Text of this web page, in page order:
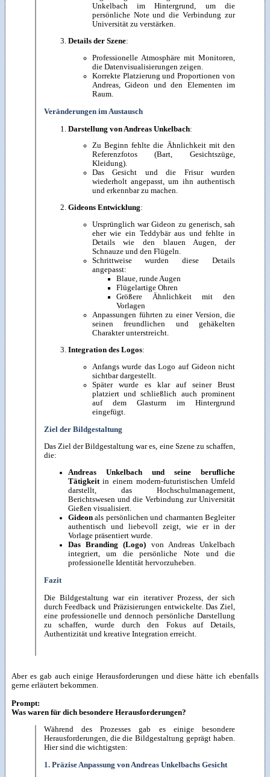
Unkelbach im Hintergrund, um die
persönliche Note und die Verbindung zur
Universität zu verstärken.
Details der Szene:
Professionelle Atmosphäre mit Monitoren,
die Datenvisualisierungen zeigen.
Korrekte Platzierung und Proportionen von
Andreas, Gideon und den Elementen im
Raum.
Veränderungen im Austausch
Darstellung von Andreas Unkelbach:
Zu Beginn fehlte die Ähnlichkeit mit den
Referenzfotos (Bart, Gesichtszüge,
Kleidung).
Das Gesicht und die Frisur wurden
wiederholt angepasst, um ihn authentisch
und erkennbar zu machen.
Gideons Entwicklung:
Ursprünglich war Gideon zu generisch, sah
eher wie ein Teddybär aus und fehlte in
Details wie den blauen Augen, der
Schnauze und den Flügeln.
Schrittweise wurden diese Details
angepasst:
Blaue, runde Augen
Flügelartige Ohren
Größere Ähnlichkeit mit den
Vorlagen
Anpassungen führten zu einer Version, die
seinen freundlichen und gehäkelten
Charakter unterstreicht.
Integration des Logos:
Anfangs wurde das Logo auf Gideon nicht
sichtbar dargestellt.
Später wurde es klar auf seiner Brust
platziert und schließlich auch prominent
auf dem Glasturm im Hintergrund
eingefügt.
Ziel der Bildgestaltung
Das Ziel der Bildgestaltung war es, eine Szene zu schaffen,
die:
Andreas Unkelbach und seine berufliche
Tätigkeitin einem modern-futuristischen Umfeld
darstellt, das Hochschulmanagement,
Berichtswesen und die Verbindung zur Universität
Gießen visualisiert.
Gideonals persönlichen und charmanten Begleiter
authentisch und liebevoll zeigt, wie er in der
Vorlage präsentiert wurde.
Das Branding (Logo) von Andreas Unkelbach
integriert, um die persönliche Note und die
professionelle Identität hervorzuheben.
Fazit
Die Bildgestaltung war ein iterativer Prozess, der sich
durch Feedback und Präzisierungen entwickelte. Das Ziel,
eine professionelle und dennoch persönliche Darstellung
zu schaffen, wurde durch den Fokus auf Details,
Authentizität und kreative Integration erreicht.
Aber es gab auch einige Herausforderungen und diese hätte ich ebenfalls
gerne erläutert bekommen.
Prompt:
Was waren für dich besondere Herausforderungen?
Während des Prozesses gab es einige besondere
Herausforderungen, die die Bildgestaltung geprägt haben.
Hier sind die wichtigsten:
1. Präzise Anpassung von Andreas Unkelbachs Gesicht